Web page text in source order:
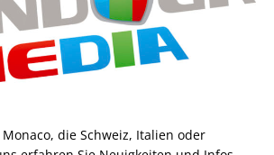
die Schweiz, Italien oder